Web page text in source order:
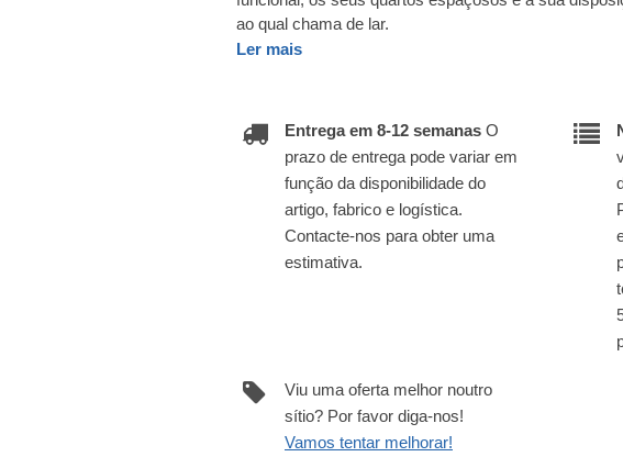
ao qual chama de lar.
Ler mais
Entrega em 8-12 semanas O
prazo de entrega pode variar em
função da disponibilidade do
artigo, fabrico e logística.
Contacte-nos para obter uma
estimativa.
Viu uma oferta melhor noutro
sítio? Por favor diga-nos!
Vamos tentar melhorar!